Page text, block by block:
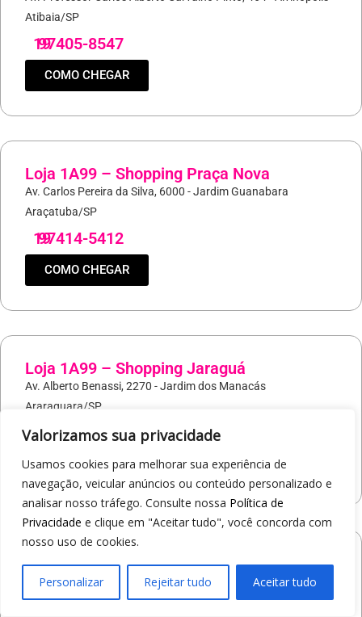
Valorizamos sua privacidade
Usamos cookies para melhorar sua experiência de
navegação, veicular anúncios ou conteúdo personalizado e
analisar nosso tráfego. Consulte nossa Política de
Privacidade e clique em "Aceitar tudo", você concorda com
nosso uso de cookies.
Personalizar Rejeitar tudo Aceitar tudo
Atibaia/SP
19
97405-8547
COMO CHEGAR
Loja 1A99 – Shopping Praça Nova
Av. Carlos Pereira da Silva, 6000 - Jardim Guanabara
Araçatuba/SP
19
97414-5412
COMO CHEGAR
Loja 1A99 – Shopping Jaraguá
Av. Alberto Benassi, 2270 - Jardim dos Manacás
Araraquara/SP
19
97412-5359
COMO CHEGAR
Loja 1A99 – Avenida Monte Sião
19
97421-9502